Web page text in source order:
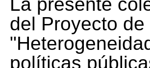
del Proyecto
políticas